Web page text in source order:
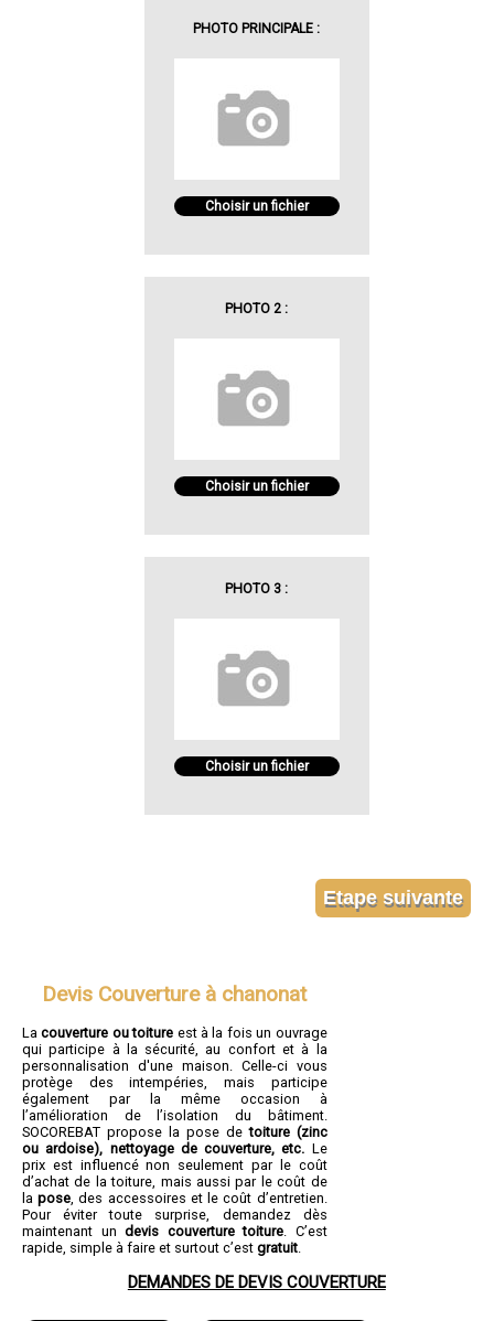
PHOTO PRINCIPALE :
Choisir un fichier
PHOTO 2 :
Choisir un fichier
PHOTO 3 :
Choisir un fichier
Devis Couverture à chanonat
Lacouverture ou toiture est à la fois un ouvrage
qui participe à la sécurité, au confort et à la
personnalisation d'une maison. Celle-ci vous
protège des intempéries, mais participe
également par la même occasion à
l’amélioration de l’isolation du bâtiment.
SOCOREBAT propose la pose detoiture (zinc
ou ardoise), nettoyage de couverture, etc. Le
prix est influencé non seulement par le coût
d’achat de la toiture, mais aussi par le coût de
lapose, des accessoires et le coût d’entretien.
Pour éviter toute surprise, demandez dès
maintenant undevis couverture toiture. C’est
rapide, simple à faire et surtout c’est gratuit.
DEMANDES DE DEVIS COUVERTURE